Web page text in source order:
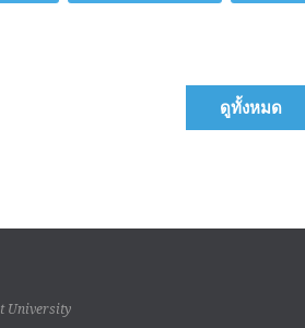
ดูทั้งหมด
University